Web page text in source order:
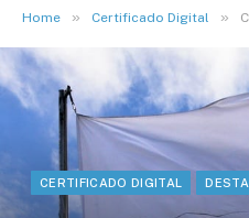
Home » Certificado Digital »
CERTIFICADO DIGITAL